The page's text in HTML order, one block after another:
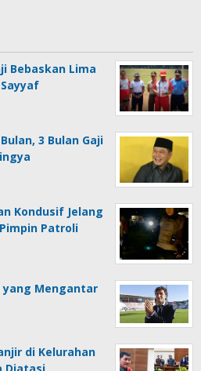
Bebaskan Lima
3 Bulan Gaji
Kondusif Jelang
Patroli
yang Mengantar
di Kelurahan
Diatasi